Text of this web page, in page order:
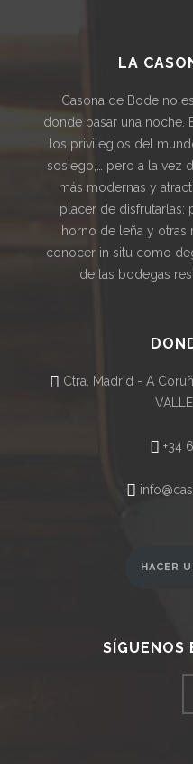
LA
Casona de Bode no
donde pasar una noche.
los privilegios del
sosiego,… pero a la vez
más modernas y
placer de disfrutarlas:
horno de leña y otras
conocer in situ como
de las bodegas
Ctra. Madrid - A
+34
HACER
SÍGUENOS